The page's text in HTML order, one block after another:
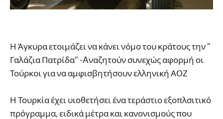
Η Άγκυρα ετοιμάζει να κάνει νόμο του κράτους την "
Γαλάζια Πατρίδα" -Aναζητούν συνεχώς αφορμή οι
Τούρκοι για να αμφισβητήσουν ελληνική ΑΟΖ
Η Τουρκία έχει υιοθετήσει ένα τεράστιο εξοπλσιτικό
πρόγραμμα, ειδικά μέτρα και κανονισμούς που